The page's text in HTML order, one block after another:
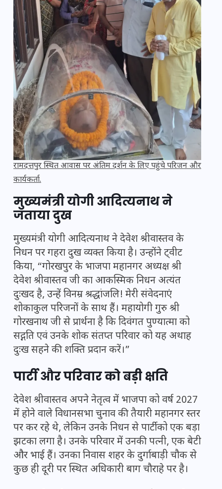
रामदत्तपुर स्थित आवास पर अंतिम दर्शन के लिए पहुंचे परिजन और
कार्यकर्ता.
मुख्यमंत्री योगी आदित्यनाथ ने
जताया दुख
मुख्यमंत्री योगी आदित्यनाथ ने देवेश श्रीवास्तव के
निधन पर गहरा दुख व्यक्त किया है। उन्होंने ट्वीट
किया, “गोरखपुर के भाजपा महानगर अध्यक्ष श्री
देवेश श्रीवास्तव जी का आकस्मिक निधन अत्यंत
दुःखद है, उन्हें विनम्र श्रद्धांजलि! मेरी संवेदनाएं
शोकाकुल परिजनों के साथ हैं। महायोगी गुरु श्री
गोरखनाथ जी से प्रार्थना है कि दिवंगत पुण्यात्मा को
सद्गति एवं उनके शोक संतप्त परिवार को यह अथाह
दुःख सहने की शक्ति प्रदान करें।”
पार्टी और परिवार को बड़ी क्षति
देवेश श्रीवास्तव अपने नेतृत्व में भाजपा को वर्ष 2027
में होने वाले विधानसभा चुनाव की तैयारी महानगर स्तर
पर कर रहे थे, लेकिन उनके निधन से पार्टी को एक बड़ा
झटका लगा है। उनके परिवार में उनकी पत्नी, एक बेटी
और भाई हैं। उनका निवास शहर के दुर्गाबाड़ी चौक से
कुछ ही दूरी पर स्थित अधिकारी बाग चौराहे पर है।